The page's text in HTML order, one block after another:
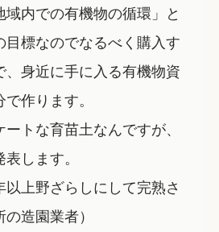
内での有機物の循環」と
目標なのでなるべく購入す
、身近に手に入る有機物資
作ります。
トな育苗土なんですが、
します。
上野ざらしにして完熟さ
造園業者）